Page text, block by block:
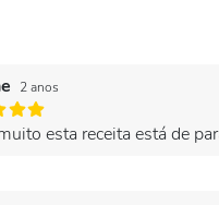
2 anos
esta receita está de